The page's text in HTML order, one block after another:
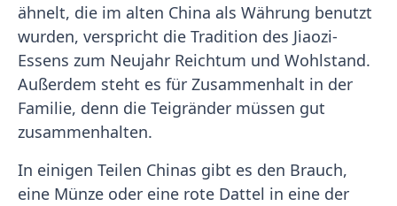
ähnelt, die im alten China als Währung benutzt
wurden, verspricht die Tradition des Jiaozi-
Essens zum Neujahr Reichtum und Wohlstand.
Außerdem steht es für Zusammenhalt in der
Familie, denn die Teigränder müssen gut
zusammenhalten.
In einigen Teilen Chinas gibt es den Brauch,
eine Münze oder eine rote Dattel in eine der